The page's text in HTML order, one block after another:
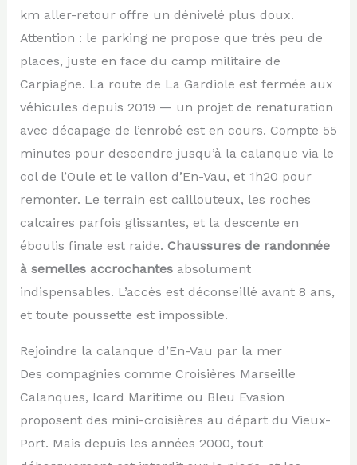
km aller-retour offre un dénivelé plus doux.
Attention : le parking ne propose que très peu de
places, juste en face du camp militaire de
Carpiagne. La route de La Gardiole est fermée aux
véhicules depuis 2019 — un projet de renaturation
avec décapage de l’enrobé est en cours. Compte 55
minutes pour descendre jusqu’à la calanque via le
col de l’Oule et le vallon d’En-Vau, et 1h20 pour
remonter. Le terrain est caillouteux, les roches
calcaires parfois glissantes, et la descente en
éboulis finale est raide. Chaussures de randonnée
à semelles accrochantesabsolument
indispensables. L’accès est déconseillé avant 8 ans,
et toute poussette est impossible.
Rejoindre la calanque d’En-Vau par la mer
Des compagnies comme Croisières Marseille
Calanques, Icard Maritime ou Bleu Evasion
proposent des mini-croisières au départ du Vieux-
Port. Mais depuis les années 2000, tout